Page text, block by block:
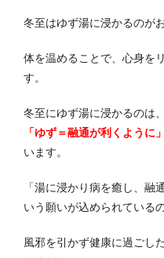
冬至はゆず湯に浸かるのが
体を温めることで、心身を
す。
冬至にゆず湯に浸かるのは、
「ゆず＝融通が利くように
います。
「湯に浸かり病を癒し、融
いう願いが込められている
風邪を引かず健康に過ごし